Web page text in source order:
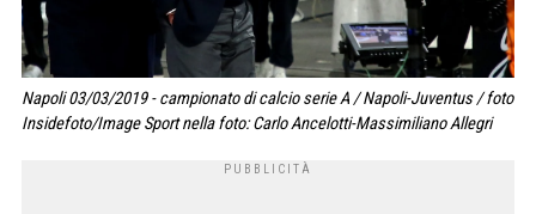
Napoli 03/03/2019 - campionato di calcio serie A / Napoli-Juventus / foto
Insidefoto/Image Sport nella foto: Carlo Ancelotti-Massimiliano Allegri